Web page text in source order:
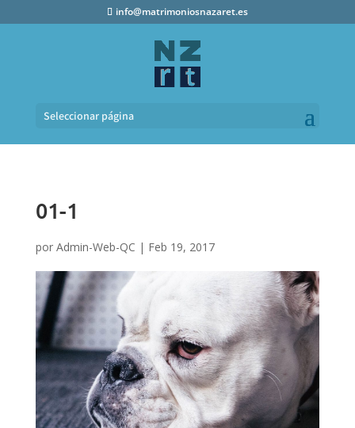
info@matrimoniosnazaret.es
Seleccionar página
01-1
por Admin-Web-QC | Feb 19, 2017